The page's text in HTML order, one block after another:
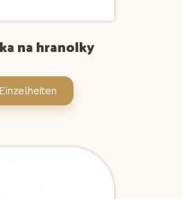
na hranolky
Einzelheiten